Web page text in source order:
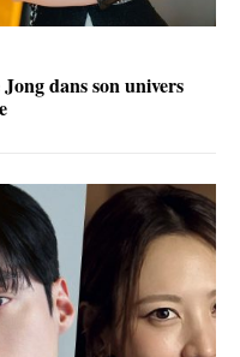
dans son univers